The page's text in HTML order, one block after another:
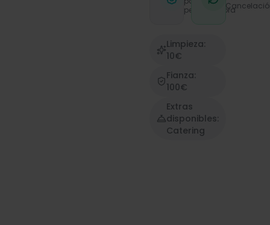
persona/hora
Limpieza:
10€
Fianza:
100€
Extras
disponibles:
Catering